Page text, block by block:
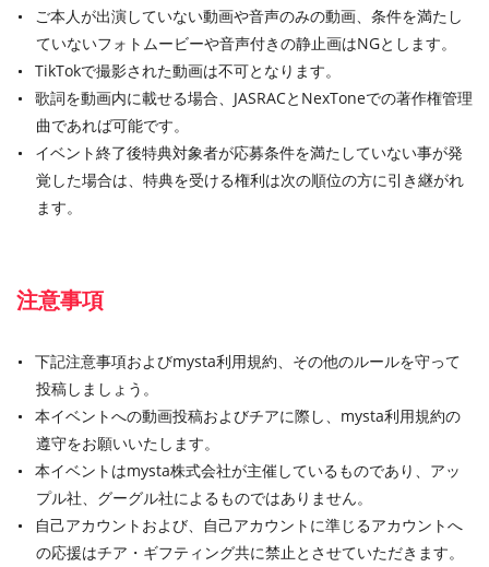
ご本人が出演していない動画や音声のみの動画、条件を満たし
ていないフォトムービーや音声付きの静止画はNGとします。
TikTokで撮影された動画は不可となります。
歌詞を動画内に載せる場合、JASRACとNexToneでの著作権管理
曲であれば可能です。
イベント終了後特典対象者が応募条件を満たしていない事が発
覚した場合は、特典を受ける権利は次の順位の方に引き継がれ
ます。
注意事項
下記注意事項およびmysta利用規約、その他のルールを守って
投稿しましょう。
本イベントへの動画投稿およびチアに際し、mysta利用規約の
遵守をお願いいたします。
本イベントはmysta株式会社が主催しているものであり、アッ
プル社、グーグル社によるものではありません。
自己アカウントおよび、自己アカウントに準じるアカウントへ
の応援はチア・ギフティング共に禁止とさせていただきます。